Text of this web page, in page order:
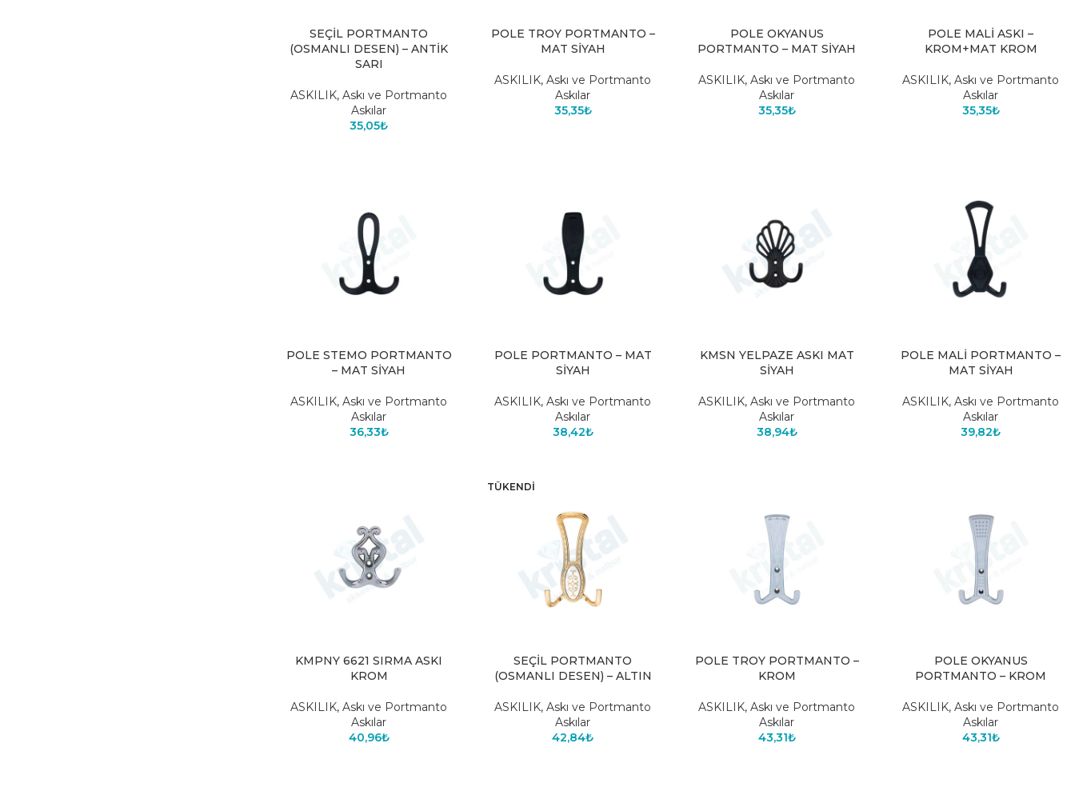
SEÇİL PORTMANTO
(OSMANLI DESEN) – ANTİK
SARI
ASKILIK,Askı ve Portmanto
Askılar
35,05₺
POLE TROY PORTMANTO –
MAT SİYAH
ASKILIK,Askı ve Portmanto
Askılar
35,35₺
POLE OKYANUS
PORTMANTO – MAT SİYAH
ASKILIK,Askı ve Portmanto
Askılar
35,35₺
POLE MALİ ASKI –
KROM+MAT KROM
ASKILIK,Askı ve Portmanto
Askılar
35,35₺
POLE STEMO PORTMANTO
– MAT SİYAH
ASKILIK,Askı ve Portmanto
Askılar
36,33₺
POLE PORTMANTO – MAT
SİYAH
ASKILIK,Askı ve Portmanto
Askılar
38,42₺
KMSN YELPAZE ASKI MAT
SİYAH
ASKILIK,Askı ve Portmanto
Askılar
38,94₺
POLE MALİ PORTMANTO –
MAT SİYAH
ASKILIK,Askı ve Portmanto
Askılar
39,82₺
KMPNY 6621 SIRMA ASKI
KROM
ASKILIK,Askı ve Portmanto
Askılar
40,96₺
TÜKENDI
SEÇİL PORTMANTO
(OSMANLI DESEN) – ALTIN
ASKILIK,Askı ve Portmanto
Askılar
42,84₺
POLE TROY PORTMANTO –
KROM
ASKILIK,Askı ve Portmanto
Askılar
43,31₺
POLE OKYANUS
PORTMANTO – KROM
ASKILIK,Askı ve Portmanto
Askılar
43,31₺